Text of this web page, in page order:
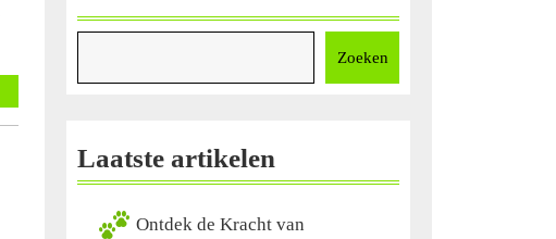
Zoeken
Laatste artikelen
Ontdek de Kracht van